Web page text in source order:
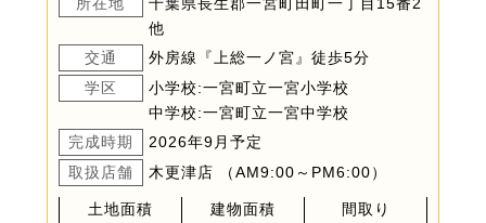
他
交通
外房線『上総一ノ宮』徒歩5分
学区
小学校:一宮町立一宮小学校
中学校:一宮町立一宮中学校
完成時期
2026年9月予定
取扱店舗
木更津店 （AM9:00～PM6:00）
土地面積
建物面積
間取り